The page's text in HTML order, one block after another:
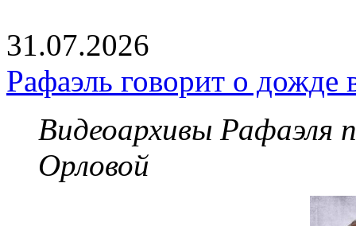
31.07.2026
Рафаэль говорит о дожде
Видеоархивы Рафаэля
Орловой